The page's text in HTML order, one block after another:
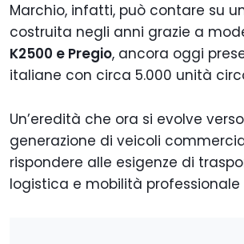
Marchio, infatti, può contare su
costruita negli anni grazie a
K2500 e Pregio, ancora oggi
italiane con circa 5.000 unità
Un’eredità che ora si evolve
generazione di veicoli
rispondere alle esigenze di
logistica e mobilità professionale